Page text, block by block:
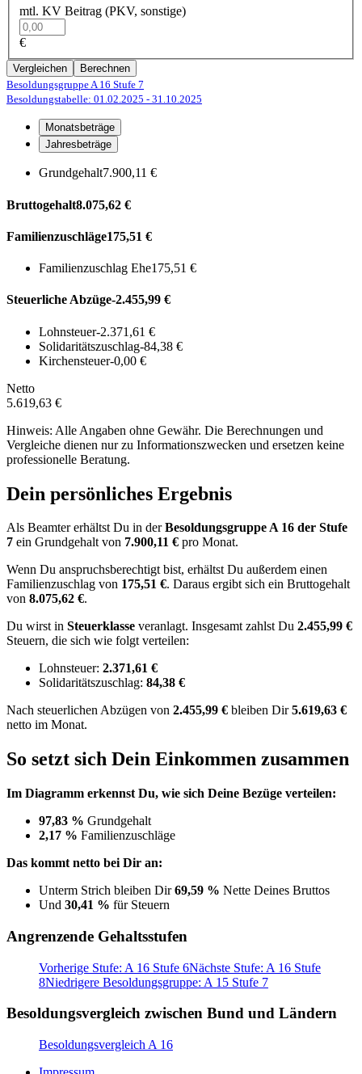
mtl. KV Beitrag (PKV, sonstige)
€
Vergleichen
Berechnen
Besoldungsgruppe A 16 Stufe 7
Besoldungstabelle: 01.02.2025 - 31.10.2025
Monatsbeträge
Jahresbeträge
Grundgehalt7.900,11 €
Bruttogehalt8.075,62 €
Familienzuschläge175,51 €
Familienzuschlag Ehe175,51 €
Steuerliche Abzüge-2.455,99 €
Lohnsteuer-2.371,61 €
Solidaritätszuschlag-84,38 €
Kirchensteuer-0,00 €
Netto
5.619,63 €
Hinweis: Alle Angaben ohne Gewähr. Die Berechnungen und
Vergleiche dienen nur zu Informationszwecken und ersetzen keine
professionelle Beratung.
Dein persönliches Ergebnis
Als Beamter erhältst Du in derBesoldungsgruppeA 16 der Stufe
7 ein Grundgehalt von 7.900,11 € pro Monat.
Wenn Du anspruchsberechtigt bist, erhältst Du außerdem einen
Familienzuschlag von 175,51 €. Daraus ergibt sich ein Bruttogehalt
von 8.075,62 €.
Du wirst in Steuerklasse veranlagt. Insgesamt zahlst Du 2.455,99 €
Steuern, die sich wie folgt verteilen:
Lohnsteuer: 2.371,61 €
Solidaritätszuschlag: 84,38 €
Nach steuerlichen Abzügen von 2.455,99 € bleiben Dir5.619,63 €
netto im Monat.
So setzt sich Dein Einkommen zusammen
Im Diagramm erkennst Du, wie sich Deine Bezüge verteilen:
97,83 % Grundgehalt
2,17 % Familienzuschläge
Das kommt netto bei Dir an:
Unterm Strich bleiben Dir69,59 % Nette Deines Bruttos
Und 30,41 % für Steuern
Angrenzende Gehaltsstufen
Vorherige Stufe: A 16 Stufe 6Nächste Stufe: A 16 Stufe
8Niedrigere Besoldungsgruppe: A 15 Stufe 7
Besoldungsvergleich zwischen Bund und Ländern
Besoldungsvergleich A 16